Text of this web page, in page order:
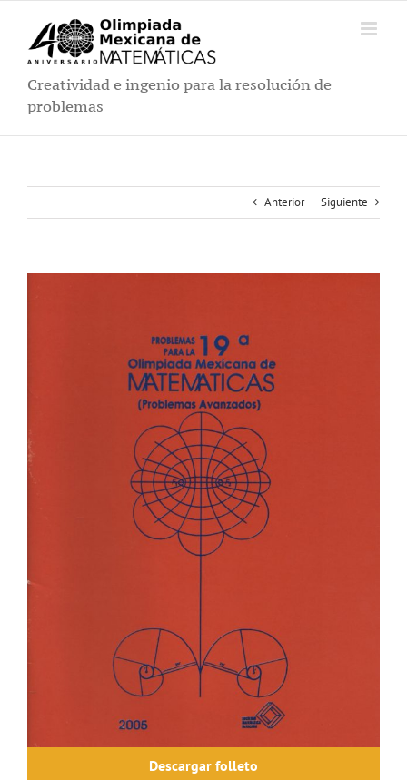
contenido
Creatividad e ingenio para la resolución de
problemas
Anterior Siguiente
Descargar folleto